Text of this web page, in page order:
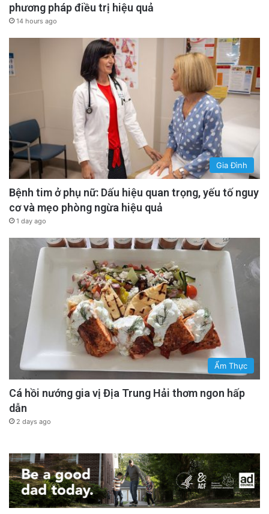
phương pháp điều trị hiệu quả
14 hours ago
Gia Đình
Bệnh tim ở phụ nữ: Dấu hiệu quan trọng, yếu tố nguy
cơ và mẹo phòng ngừa hiệu quả
1 day ago
Ẩm Thực
Cá hồi nướng gia vị Địa Trung Hải thơm ngon hấp
dẫn
2 days ago